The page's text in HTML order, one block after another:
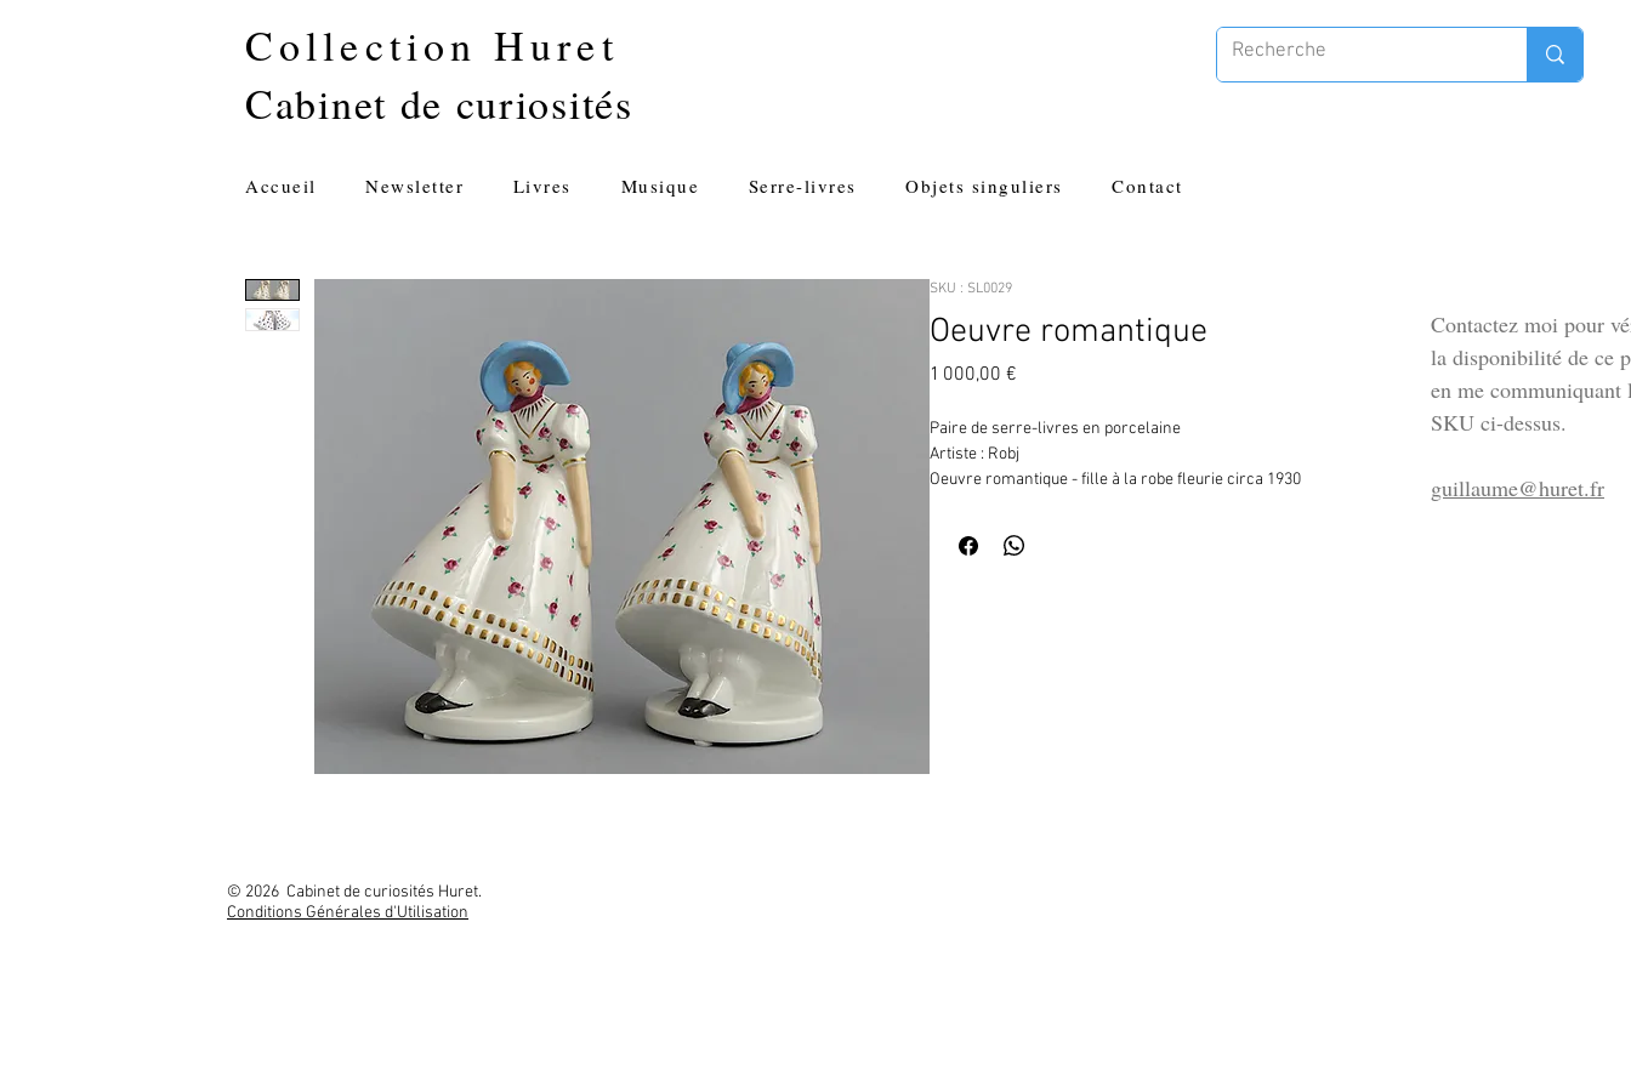
Collection Huret
Cabinet de curiosités
Accueil Newsletter Livres Musique Serre-livres Objets singuliers Contact
SKU : SL0029
Oeuvre romantique
1 000,00 €
Paire de serre-livres en porcelaine
Artiste : Robj
Oeuvre romantique - fille à la robe fleurie circa 1930
Contactez moi pour
la disponibilité de ce
en me communiquant
SKU ci-dessus.
guillaume@huret.fr
© 2026 Cabinet de curiosités Huret.
Conditions Générales d'Utilisation